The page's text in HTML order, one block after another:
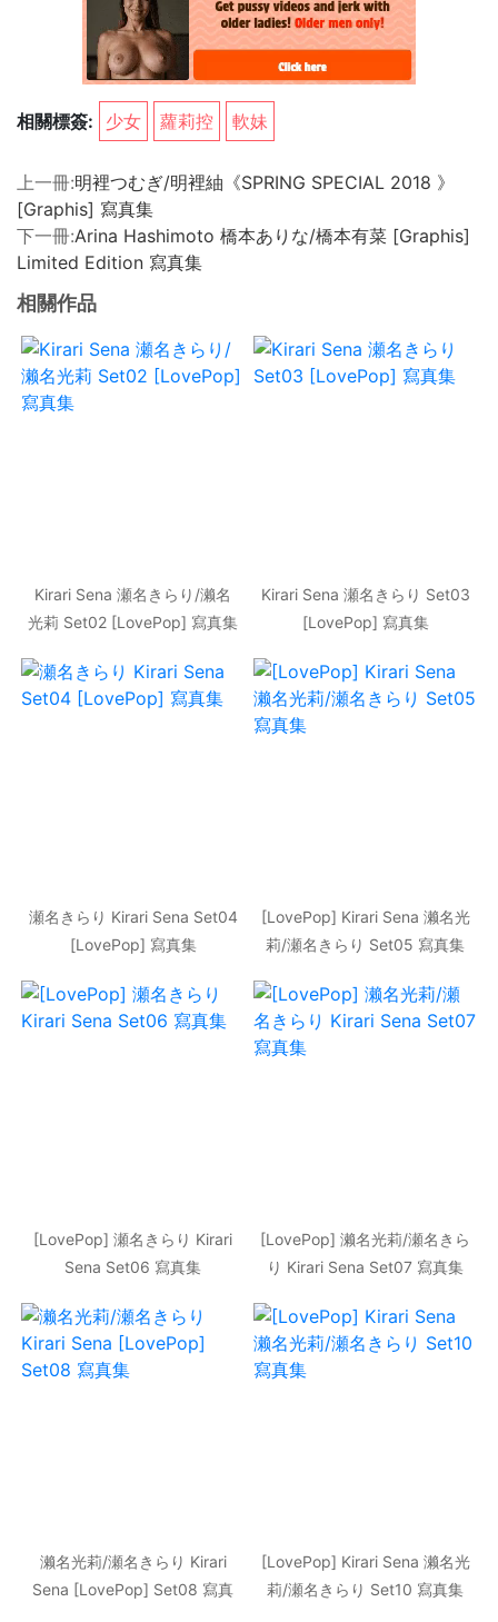
相關標簽: 少女 蘿莉控 軟妹
上一冊:明裡つむぎ/明裡紬《SPRING SPECIAL 2018 》
[Graphis] 寫真集
下一冊:Arina Hashimoto 橋本ありな/橋本有菜 [Graphis]
Limited Edition 寫真集
相關作品
Kirari Sena 瀬名きらり/濑名
光莉 Set02 [LovePop] 寫真集
Kirari Sena 瀬名きらり Set03
[LovePop] 寫真集
瀬名きらり Kirari Sena Set04
[LovePop] 寫真集
[LovePop] Kirari Sena 濑名光
莉/瀬名きらり Set05 寫真集
[LovePop] 瀬名きらり Kirari
Sena Set06 寫真集
[LovePop] 濑名光莉/瀬名きら
り Kirari Sena Set07 寫真集
濑名光莉/瀬名きらり Kirari
Sena [LovePop] Set08 寫真
[LovePop] Kirari Sena 濑名光
莉/瀬名きらり Set10 寫真集